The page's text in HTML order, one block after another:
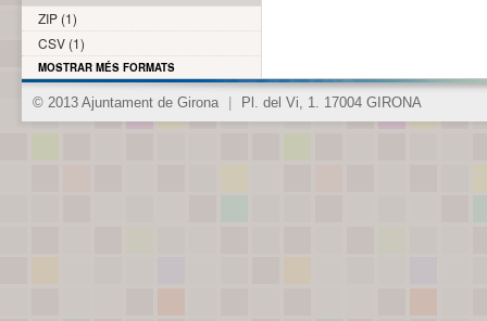
ZIP (1)
CSV (1)
MOSTRAR MÉS FORMATS
© 2013 Ajuntament de Girona Pl. del Vi, 1. 17004 GIRONA